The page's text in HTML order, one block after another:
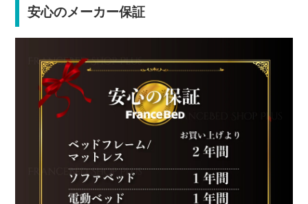
安心のメーカー保証